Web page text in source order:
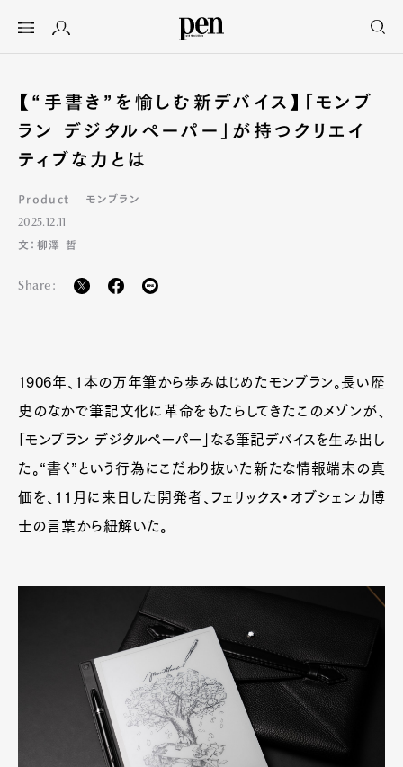
【“手書き”を愉しむ新デバイス】「モンブ
ラン デジタルペーパー」が持つクリエイ
ティブな力とは
Product モンブラン
2025.12.11
文：柳澤 哲
Share:
1906年、1本の万年筆から歩みはじめたモンブラン。長い歴
史のなかで筆記文化に革命をもたらしてきたこのメゾンが、
「モンブラン デジタルペーパー」なる筆記デバイスを生み出し
た。“書く”という行為にこだわり抜いた新たな情報端末の真
価を、11月に来日した開発者、フェリックス・オブシェンカ博
士の言葉から紐解いた。